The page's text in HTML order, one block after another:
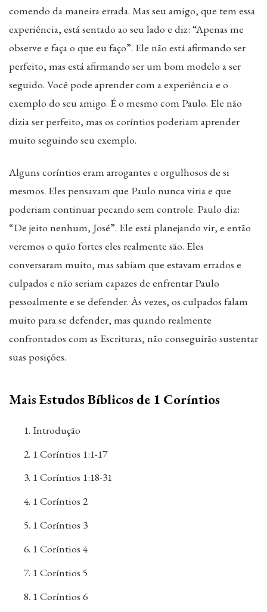
comendo da maneira errada. Mas seu amigo, que tem essa
experiência, está sentado ao seu lado e diz: “Apenas me
observe e faça o que eu faço”. Ele não está afirmando ser
perfeito, mas está afirmando ser um bom modelo a ser
seguido. Você pode aprender com a experiência e o
exemplo do seu amigo. É o mesmo com Paulo. Ele não
dizia ser perfeito, mas os coríntios poderiam aprender
muito seguindo seu exemplo.
Alguns coríntios eram arrogantes e orgulhosos de si
mesmos. Eles pensavam que Paulo nunca viria e que
poderiam continuar pecando sem controle. Paulo diz:
“De jeito nenhum, José”. Ele está planejando vir, e então
veremos o quão fortes eles realmente são. Eles
conversaram muito, mas sabiam que estavam errados e
culpados e não seriam capazes de enfrentar Paulo
pessoalmente e se defender. Às vezes, os culpados falam
muito para se defender, mas quando realmente
confrontados com as Escrituras, não conseguirão sustentar
suas posições.
Mais Estudos Bíblicos de 1 Coríntios
Introdução
1 Coríntios 1:1-17
1 Coríntios 1:18-31
1 Coríntios 2
1 Coríntios 3
1 Coríntios 4
1 Coríntios 5
1 Coríntios 6